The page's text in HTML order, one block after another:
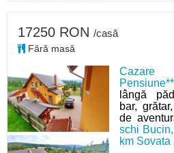
lângă
bar,
de
schi
km
17250 RON /casă
Fără masă